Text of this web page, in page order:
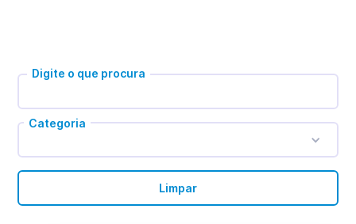
Digite o que procura
Categoria
Limpar